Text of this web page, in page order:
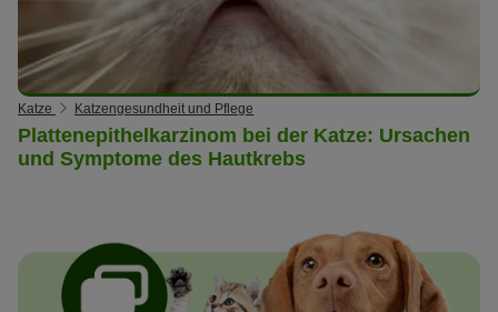
Katze Katzengesundheit und Pflege
Plattenepithelkarzinom bei der Katze: Ursachen
und Symptome des Hautkrebs